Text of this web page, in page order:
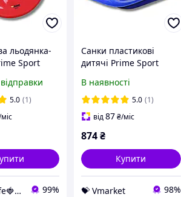
льодянка-
Sport
online-
5.0 (1)
🍓Love&Life🍓: Світ Здоров'я 💋 99%
Санки пластикові
дитячі Prime Sport
Vmarket
В наявності
5.0 (1)
від87 ₴/міс
874 ₴
Купити
💝 Vmarket 98%